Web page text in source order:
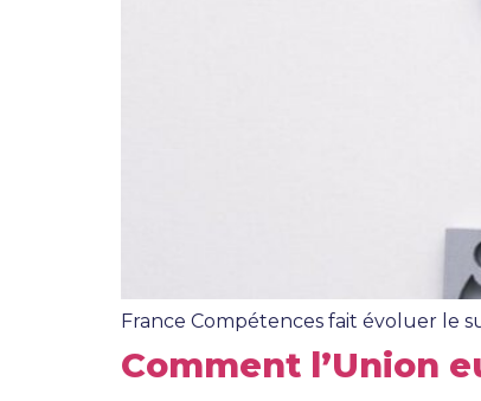
France Compétences fait évoluer le
Comment l’Union